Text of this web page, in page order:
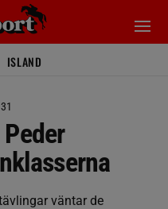
ISLAND
väntar de